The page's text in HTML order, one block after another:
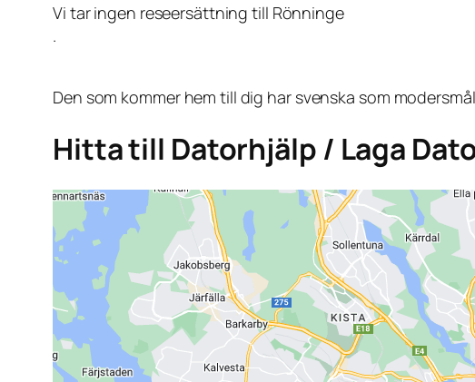
Vi tar ingen reseersättning till Rönninge
.
Den som kommer hem till dig har svenska som
Hitta till Datorhjälp / Laga